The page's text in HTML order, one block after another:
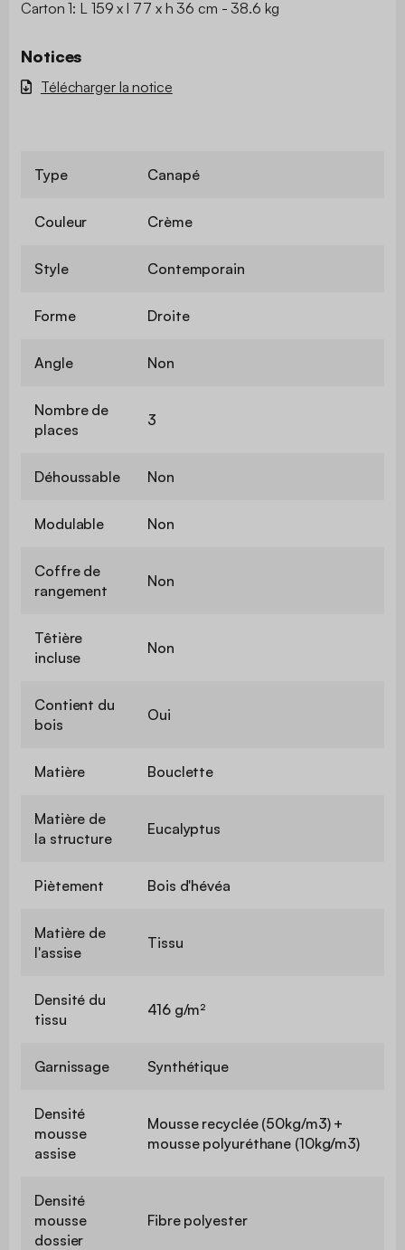
Carton 1: L 159 x l 77 x h 36 cm - 38.6 kg
Notices
Télécharger la notice
Type Canapé
Couleur Crème
Style Contemporain
Forme Droite
Angle Non
Nombre de
places
3
Déhoussable Non
Modulable Non
Coffre de
rangement
Non
Têtière
incluse
Non
Contient du
bois
Oui
Matière Bouclette
Matière de
la structure
Eucalyptus
Piètement Bois d'hévéa
Matière de
l'assise
Tissu
Densité du
tissu
416 g/m²
Garnissage Synthétique
Densité
mousse
assise
Mousse recyclée (50kg/m3) +
mousse polyuréthane (10kg/m3)
Densité
mousse
dossier
Fibre polyester